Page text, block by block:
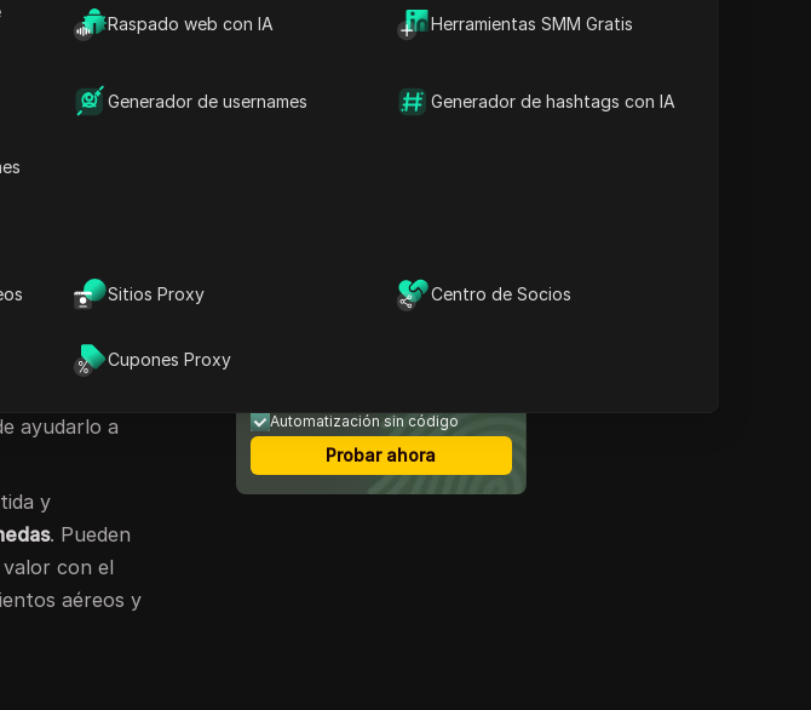
Raspado web con IA Herramientas SMM Gratis
Generador de usernames Generador de hashtags con IA
Sitios Proxy Centro de Socios
Cupones Proxy
a los
y ser parte
aéreos.
debe
posible que
ayudarlo a
y
. Pueden
con el
aéreos y
qué es importante?
Descripción general del
el airdrop de 2025
Automatización sin código
Probar ahora